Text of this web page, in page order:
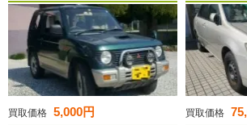
買取価格 5,000円 買取価格